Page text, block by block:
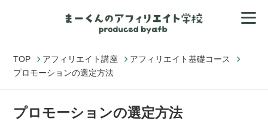
TOP アフィリエイト講座
アフィリエイト基礎コース
プロモーションの選定方法
プロモーションの選定方法